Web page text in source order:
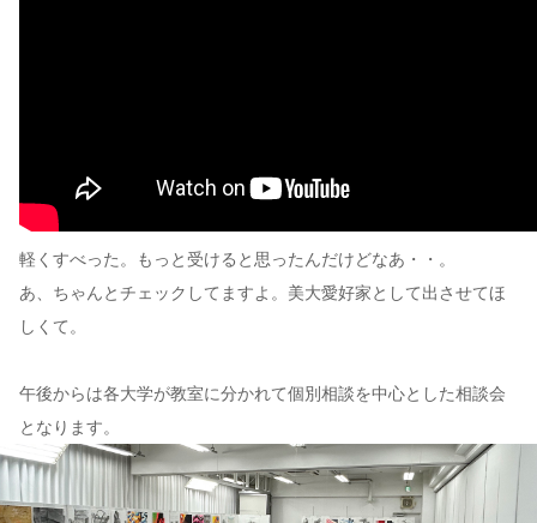
軽くすべった。もっと受けると思ったんだけどなあ・・。
あ、ちゃんとチェックしてますよ。美大愛好家として出させてほ
しくて。
午後からは各大学が教室に分かれて個別相談を中心とした相談会
となります。